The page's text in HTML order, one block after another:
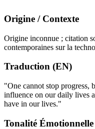
Origine / Contexte
Origine inconnue ; citation
contemporaines sur la
Traduction (EN)
"One cannot stop progress,
influence on our daily lives
have in our lives."
Tonalité Émotionnelle